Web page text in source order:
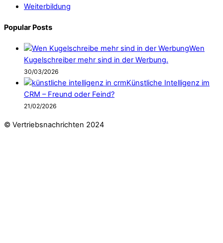
Weiterbildung
Popular Posts
Wen
Kugelschreiber mehr sind in der Werbung.
30/03/2026
Künstliche Intelligenz im
CRM – Freund oder Feind?
21/02/2026
© Vertriebsnachrichten 2024